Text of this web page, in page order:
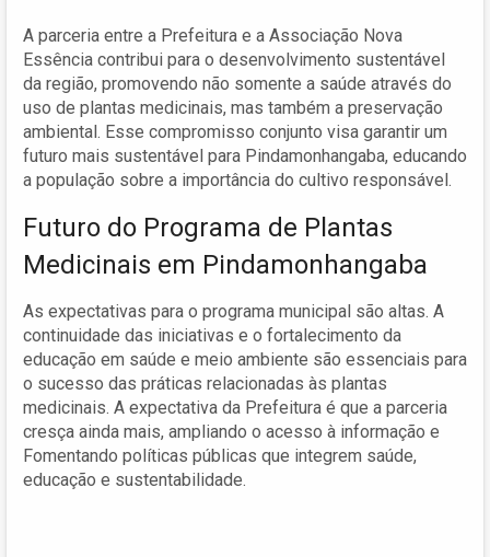
A parceria entre a Prefeitura e a Associação Nova
Essência contribui para o desenvolvimento sustentável
da região, promovendo não somente a saúde através do
uso de plantas medicinais, mas também a preservação
ambiental. Esse compromisso conjunto visa garantir um
futuro mais sustentável para Pindamonhangaba, educando
a população sobre a importância do cultivo responsável.
Futuro do Programa de Plantas
Medicinais em Pindamonhangaba
As expectativas para o programa municipal são altas. A
continuidade das iniciativas e o fortalecimento da
educação em saúde e meio ambiente são essenciais para
o sucesso das práticas relacionadas às plantas
medicinais. A expectativa da Prefeitura é que a parceria
cresça ainda mais, ampliando o acesso à informação e
Fomentando políticas públicas que integrem saúde,
educação e sustentabilidade.